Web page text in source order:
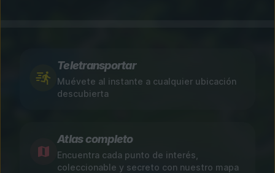
Teletransportar
Muévete al instante a cualquier ubicación
descubierta
Atlas completo
Encuentra cada punto de interés,
coleccionable y secreto con nuestro mapa